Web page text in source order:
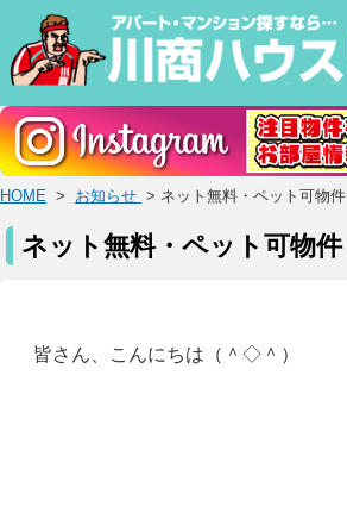
HOME > お知らせ > ネット無料・ペット可物件
ネット無料・ペット可物件
皆さん、こんにちは（＾◇＾）